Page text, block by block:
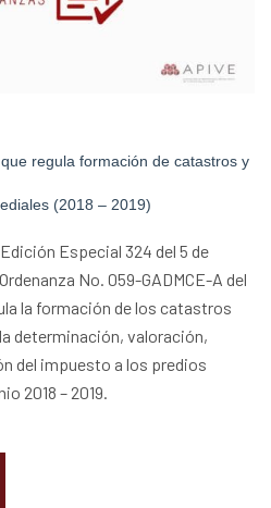
regula formación de catastros y
(2018 – 2019)
Especial 324 del 5 de
No. 059-GADMCE-A del
la formación de los catastros
determinación, valoración,
del impuesto a los predios
2018 – 2019.